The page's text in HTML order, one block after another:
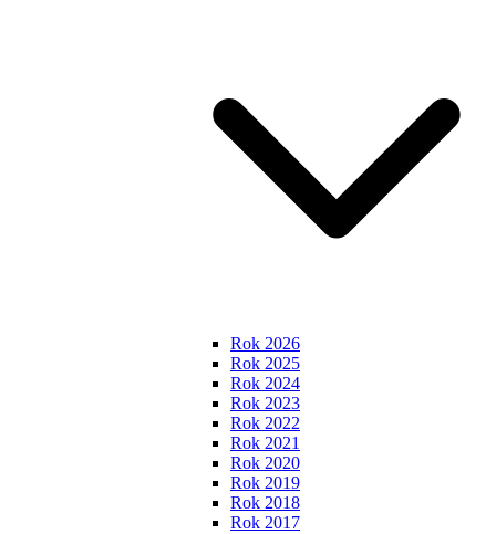
Rok 2026
Rok 2025
Rok 2024
Rok 2023
Rok 2022
Rok 2021
Rok 2020
Rok 2019
Rok 2018
Rok 2017